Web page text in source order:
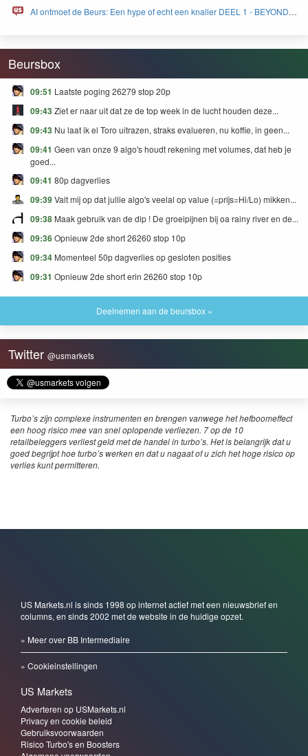
AI ontmoet de Beurs: Een hype of echt een knaller DEEL 1 - BEYOND
Beursbox
09:51 Laatste poging 26279 stop 20p
09:43Ziet er naar uit dat ze de top week in de lucht houden deze...
09:43 Nu laat ik el Toro uitrazen, straks evalueren, nu koffie, in geen...
09:41 Geen van onze 9 algo's houdt rekening met volumes, dat heb je
goed...
09:41 80p dagverlies
09:39Valt mij op dat jullie algo's veelal op value (=prijs=Hi/Lo) mikken...
09:38 Maak gebruik van de dip ! De groeipijnen bij oa rainy river en de...
09:36Opnieuw 2de short 26260 stop 10p
09:34 Momenteel 50p dagverlies op gesloten posities
09:31 Opnieuw 2de short erin 26260 stop 10p
Deelnemen aan de beursbox »
Twitter @usmarkets
Turbo’s zijn complexe instrumenten en brengen vanwege het hefboomeffect
een hoog risico mee van snel oplopende verliezen. 7 op de 10
retailbeleggers verliest geld met de handel in turbo’s. Het is belangrijk dat u
goed begrijpt hoe turbo’s werken en dat u nagaat of u zich het hoge risico op
verlies kunt permitteren.
US Markets.nl is sinds 1998 op internet actief met een nieuwsbrief en
columns, en sinds 2002 met de website in de huidige opzet.
» Meer over BB Intermediaire
» Cookieinstellingen
US Markets
Adverteren op USMarkets.nl
Privacy en cookie beleid
Gebruiksvoorwaarden
Risico Turbo's en Boosters